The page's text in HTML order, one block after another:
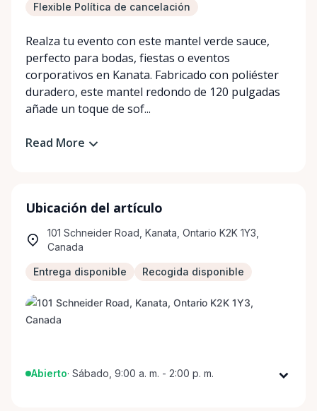
Flexible Política de cancelación
Realza tu evento con este mantel verde sauce,
perfecto para bodas, fiestas o eventos
corporativos en Kanata. Fabricado con poliéster
duradero, este mantel redondo de 120 pulgadas
añade un toque de sof...
Read More
Ubicación del artículo
101 Schneider Road, Kanata, Ontario K2K 1Y3,
Canada
Entrega disponible Recogida disponible
Abierto· Sábado, 9:00 a. m. - 2:00 p. m.